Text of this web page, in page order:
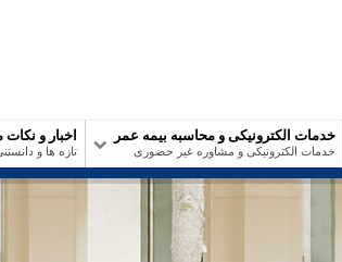
خدمات الکترونیکی و محاسبه بیمه عمر
خدمات الکترونیکی و مشاوره غیر حضوری
اخبار و
تازه ها و